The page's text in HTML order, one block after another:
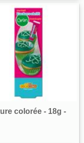
colorée - 18g -